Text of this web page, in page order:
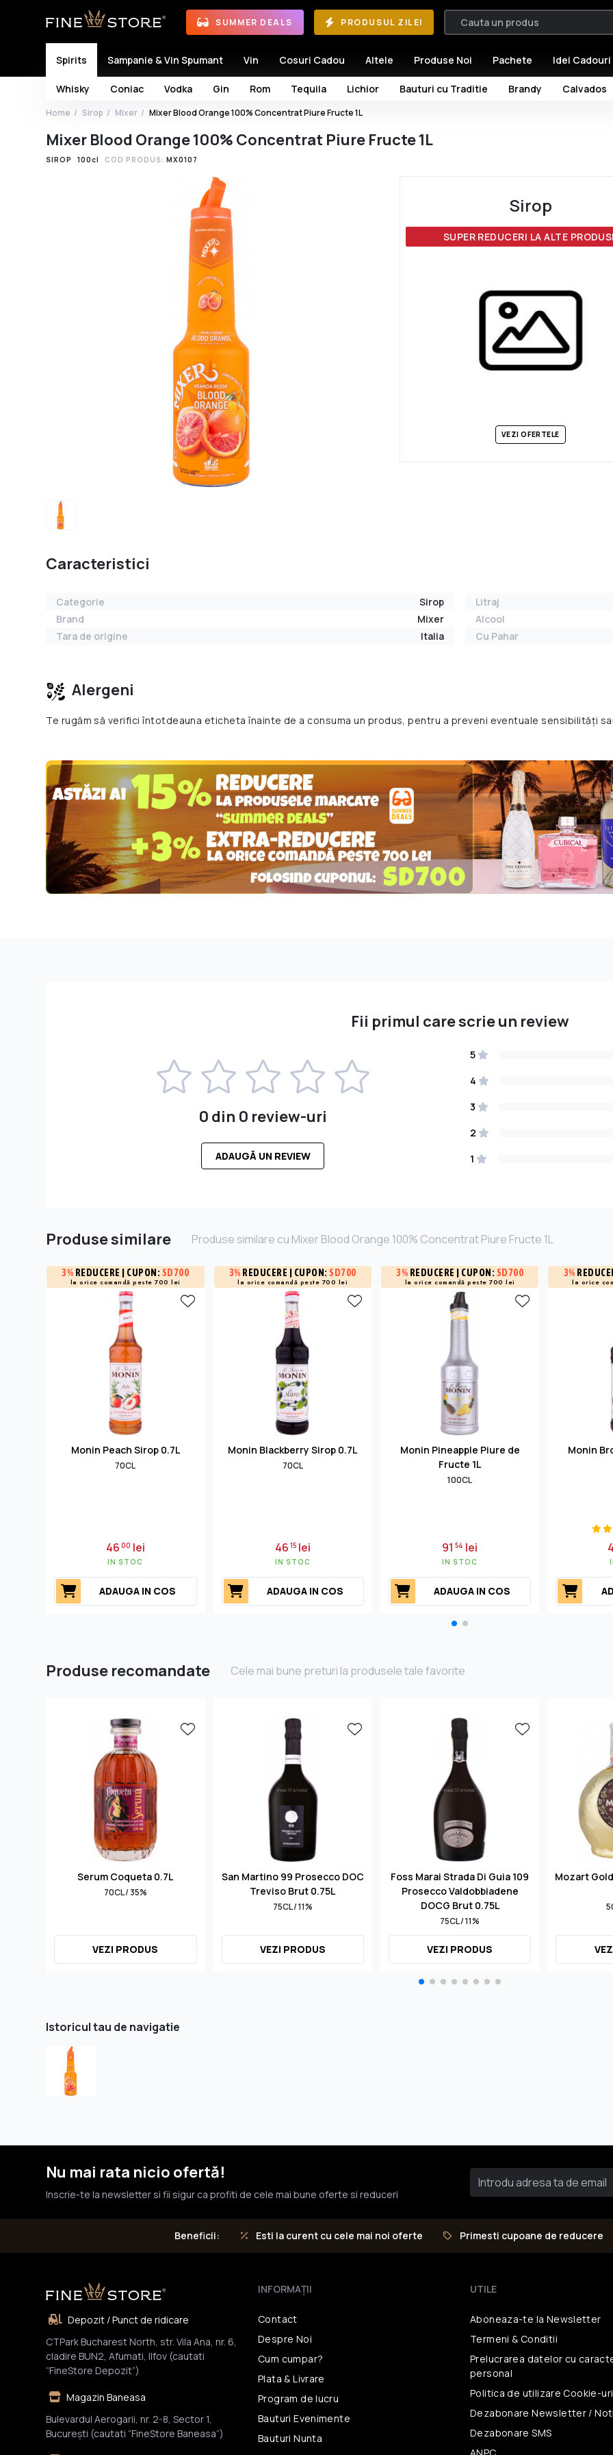
SUMMER DEALS PRODUSUL ZILEI
Spirits
Whisky Coniac Vodka Gin Rom Tequila Lichior Bauturi cu Traditie Brandy Calvados
Sampanie & Vin Spumant Vin Cosuri Cadou Altele Produse Noi Pachete Idei Cadouri
Home Sirop Mixer Mixer Blood Orange 100% Concentrat Piure Fructe 1L
Mixer Blood Orange 100% Concentrat Piure Fructe 1L
SIROP 100cl COD PRODUS: MX0107
Sirop
SUPER REDUCERI LA ALTE
VEZI OFERTELE
Caracteristici
Categorie
Sirop
Brand
Mixer
Tara de origine
Italia
Litraj
Alcool
Cu Pahar
Alergeni
Te rugăm să verifici întotdeauna eticheta înainte de a consuma un produs, pentru a preveni eventuale sensibilități
Fii primul care scrie un review
0 din 0 review-uri
ADAUGĂ UN REVIEW
5
4
3
2
1
Produse similare Produse similare cu Mixer Blood Orange 100% Concentrat Piure Fructe 1L
3% REDUCERE | CUPON: SD700
la orice comandă peste 700 lei
Monin Peach Sirop 0.7L
70CL
4600 lei
IN STOC
ADAUGA IN COS
3% REDUCERE | CUPON:SD700
la orice comandă peste 700 lei
Monin Blackberry Sirop 0.7L
70CL
4615lei
IN STOC
ADAUGA IN COS
3% REDUCERE | CUPON: SD700
la orice comandă peste 700 lei
Monin Pineapple Piure de
Fructe 1L
100CL
9154 lei
IN STOC
ADAUGA IN COS
3%
la orice
Monin
Produse recomandate Cele mai bune preturi la produsele tale favorite
Serum Coqueta 0.7L
70CL / 35%
VEZI PRODUS
San Martino 99 Prosecco DOC
Treviso Brut 0.75L
75CL / 11%
VEZI PRODUS
Foss Marai Strada Di Guia 109
Prosecco Valdobbiadene
DOCG Brut 0.75L
75CL / 11%
VEZI PRODUS
Mozart
Istoricul tau de navigatie
Nu mai rata nicio ofertă!
Inscrie-te la newsletter si fii sigur ca profiti de cele mai bune oferte si reduceri
Beneficii: Esti la curent cu cele mai noi oferte Primesti cupoane de reducere
Depozit / Punct de ridicare
CTPark Bucharest North, str. Vila Ana, nr. 6,
cladire BUN2, Afumati, Ilfov (cautati
“FineStore Depozit”)
Magazin Baneasa
Bulevardul Aerogarii, nr. 2-8, Sector 1,
Bucureşti (cautati “FineStore Baneasa”)
INFORMAŢII
Contact
Despre Noi
Cum cumpar?
Plata & Livrare
Program de lucru
Bauturi Evenimente
Bauturi Nunta
UTILE
Aboneaza-te la Newsletter
Termeni & Conditii
Prelucrarea datelor cu
personal
Politica de utilizareCookie-uri
Dezabonare Newsletter /
Dezabonare SMS